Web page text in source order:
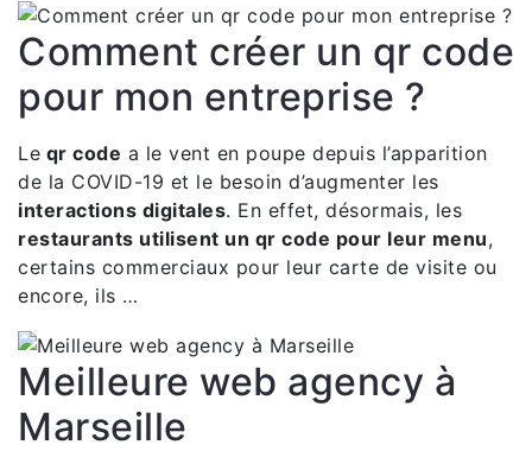
Comment créer un qr code
pour mon entreprise ?
Le qr code a le vent en poupe depuis l’apparition
de la COVID-19 et le besoin d’augmenter les
interactions digitales. En effet, désormais, les
restaurants utilisent un qr code pour leur menu,
certains commerciaux pour leur carte de visite ou
encore, ils …
Meilleure web agency à
Marseille